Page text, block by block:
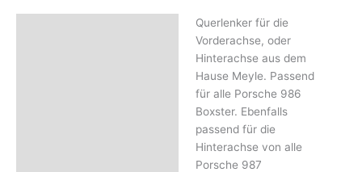
Querlenker für die
Vorderachse, oder
Hinterachse aus dem
Hause Meyle. Passend
für alle Porsche 986
Boxster. Ebenfalls
passend für die
Hinterachse von alle
Porsche 987